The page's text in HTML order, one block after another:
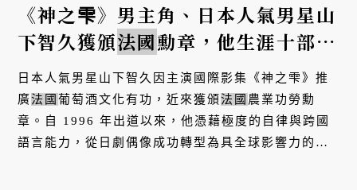
《神之雫》男主角、日本人氣男星山
下智久獲頒法國勳章，他生涯十部重
要之作有哪些？
日本人氣男星山下智久因主演國際影集《神之雫》推
廣法國葡萄酒文化有功，近來獲頒法國 農業功勞勳
章。自 1996 年出道以來，他憑藉極度的自律與跨國
語言能力，從日劇偶像成功轉型為具全球影響力的演